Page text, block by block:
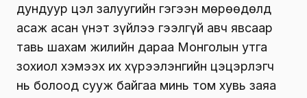
дундуур цэл залуугийн гэгээн мөрөөдөлд
асаж асан үнэт зүйлээ гээлгүй авч явсаар
тавь шахам жилийн дараа Монголын утга
зохиол хэмээх их хүрээлэнгийн цэцэрлэгч
нь болоод сууж байгаа минь том хувь заяа